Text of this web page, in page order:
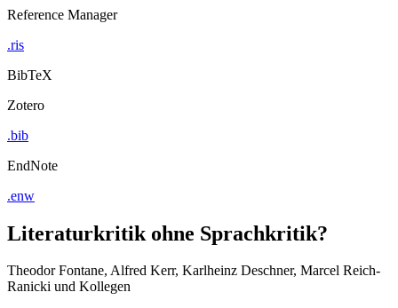
Reference Manager
.ris
BibTeX
Zotero
.bib
EndNote
.enw
Literaturkritik ohne Sprachkritik?
Theodor Fontane, Alfred Kerr, Karlheinz Deschner, Marcel Reich-
Ranicki und Kollegen